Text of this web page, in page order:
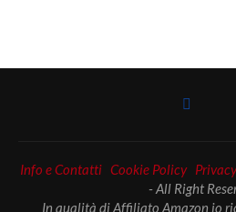
Info e Contatti Cookie Policy
- All Right
In qualità di Affiliato Amazon io